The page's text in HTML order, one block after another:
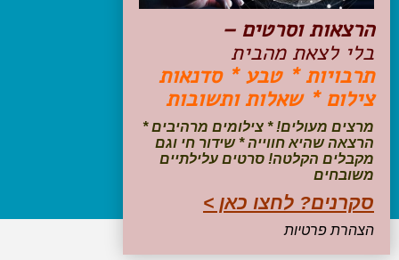
טיפים והמלצות
הכנות לנסיעה
טיולי ג'יפים
טיולים עם ילדים
שייט, הפלגות, קרוזים
עקבו אחרינו בפייסבוק
הרצאות וסרטים –
בלי לצאת מהבית
תרבויות * טבע * סדנאות
צילום * שאלות ותשובות
מרצים מעולים! * צילומים מרהיבים *
הרצאה שהיא חווייה * שידור חי וגם
מקבלים הקלטה! סרטים עלילתיים
משובחים
סקרנים? לחצו כאן >
הצהרת פרטיות